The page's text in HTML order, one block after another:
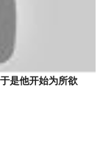
是他开始为所欲